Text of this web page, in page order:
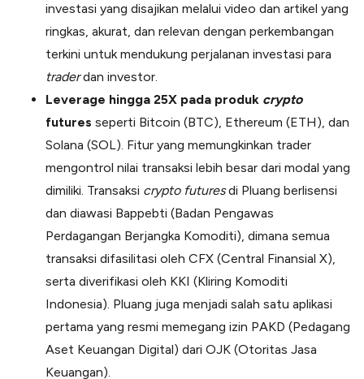
investasi yang disajikan melalui video dan artikel yang
ringkas, akurat, dan relevan dengan perkembangan
terkini untuk mendukung perjalanan investasi para
traderdan investor.
Leverage hingga 25X pada produk crypto
futures seperti Bitcoin (BTC), Ethereum (ETH), dan
Solana (SOL). Fitur yang memungkinkan trader
mengontrol nilai transaksi lebih besar dari modal yang
dimiliki. Transaksi crypto futuresdi Pluang berlisensi
dan diawasi Bappebti (Badan Pengawas
Perdagangan Berjangka Komoditi), dimana semua
transaksi difasilitasi oleh CFX (Central Finansial X),
serta diverifikasi oleh KKI (Kliring Komoditi
Indonesia). Pluang juga menjadi salah satu aplikasi
pertama yang resmi memegang izin PAKD (Pedagang
Aset Keuangan Digital) dari OJK (Otoritas Jasa
Keuangan).